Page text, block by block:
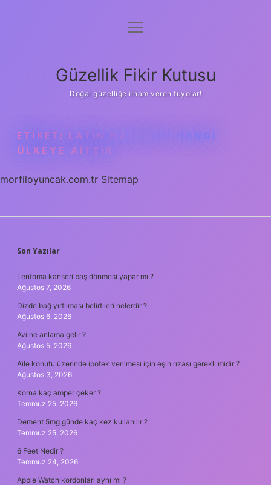
Anasayfa
Yasal Uyarı
menüyü
Güzellik Fikir Kutusu
Doğal güzelliğe ilham veren tüyolar!
ETIKET: LATIN HARFLERI HANGI
ÜLKEYE AITTIR
morfiloyuncak.com.tr Sitemap
SIDEBAR
Son Yazılar
Lenfoma kanseri baş dönmesi yapar mı ?
Ağustos 7, 2026
Dizde bağ yırtılması belirtileri nelerdir ?
Ağustos 6, 2026
Avi ne anlama gelir ?
Ağustos 5, 2026
Aile konutu üzerinde ipotek verilmesi için eşin rızası gerekli midir ?
Ağustos 3, 2026
Korna kaç amper çeker ?
Temmuz 25, 2026
Dement 5mg günde kaç kez kullanılır ?
Temmuz 25, 2026
6 Feet Nedir ?
Temmuz 24, 2026
Apple Watch kordonları aynı mı ?